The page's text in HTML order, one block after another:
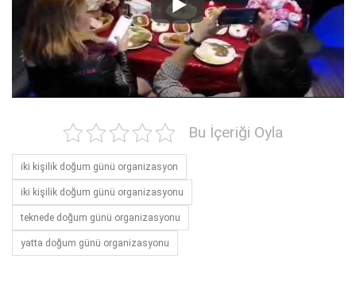
Bu İçeriği Oyla
iki kişilik doğum günü organizasyon
iki kişilik doğum günü organizasyonu
teknede doğum günü organizasyonu
yatta doğum günü organizasyonu